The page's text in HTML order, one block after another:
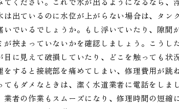
出ているのに水位が上がらない場合は、タン
でいるでしょうか。もし浮いていたり、隙間
挟まっていないかを確認しましょう。こうし
に見えて破損していたり、どこを触っても状
すると接続部を痛めてしまい、修理費用が跳
もダメなときは、潔く水道業者に電話をしま
者の作業もスムーズになり、修理時間の短縮